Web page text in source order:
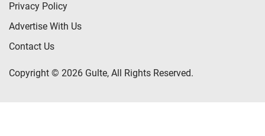
Privacy Policy
Advertise With Us
Contact Us
Copyright © 2026 Gulte, All Rights Reserved.